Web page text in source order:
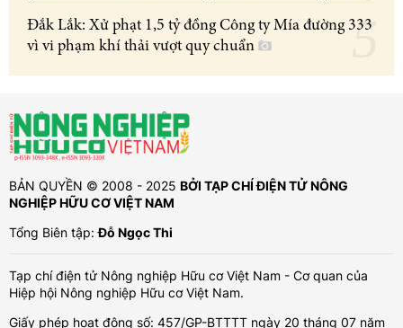
Đắk Lắk: Xử phạt 1,5 tỷ đồng Công ty Mía đường 333
vì vi phạm khí thải vượt quy chuẩn
BẢN QUYỀN © 2008 - 2025 BỞI TẠP CHÍ ĐIỆN TỬ NÔNG
NGHIỆP HỮU CƠ VIỆT NAM
Tổng Biên tập:Đỗ Ngọc Thi
Tạp chí điện tử Nông nghiệp Hữu cơ Việt Nam - Cơ quan của
Hiệp hội Nông nghiệp Hữu cơ Việt Nam.
Giấy phép hoạt động số: 457/GP-BTTTT ngày 20 tháng 07 năm